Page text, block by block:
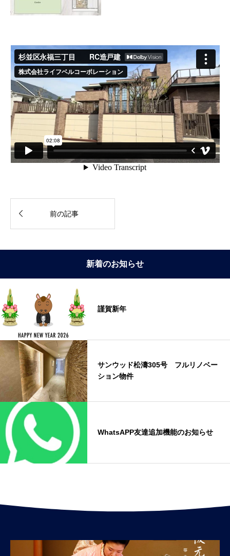
 前の記事
新着のお知らせ
謹賀新年
サンウッド松濤305号 フルリノベー
ション物件
WhatsAPP友達追加機能のお知らせ